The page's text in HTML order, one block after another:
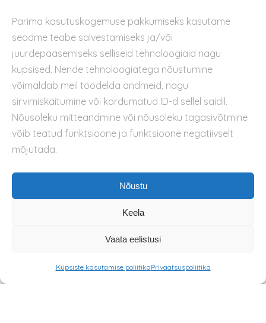
Parima kasutuskogemuse pakkumiseks kasutame
seadme teabe salvestamiseks ja/või
juurdepääsemiseks selliseid tehnoloogiaid nagu
küpsised. Nende tehnoloogiatega nõustumine
võimaldab meil töödelda andmeid, nagu
sirvimiskäitumine või kordumatud ID-d sellel saidil.
Nõusoleku mitteandmine või nõusoleku tagasivõtmine
võib teatud funktsioone ja funktsioone negatiivselt
mõjutada.
Nõustu
Keela
Vaata eelistusi
Küpsiste kasutamise poliitikaPrivaatsuspoliitika
Kontakt
Privaatsuspoliitika
Kasutustingimused
Küpsiste kasutamise poliitika